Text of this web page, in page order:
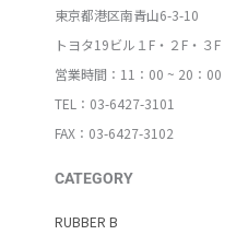
東京都港区南青山6-3-10
トヨタ19ビル１F・２F・３F
営業時間：11：00 ~ 20：00
TEL：03-6427-3101
FAX：03-6427-3102
CATEGORY
RUBBER B